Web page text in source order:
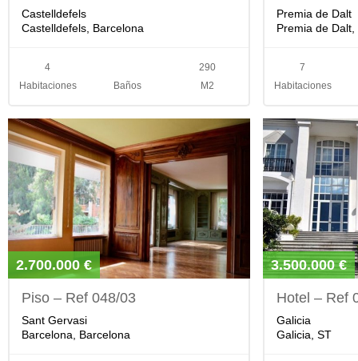
Castelldefels
Castelldefels, Barcelona
4
Habitaciones
Baños
290
M2
Premia de Dalt
Premia de
7
Habitaciones
2.700.000 €
Piso – Ref 048/03
Sant Gervasi
Barcelona, Barcelona
3.500.000 €
Hotel – Ref
Galicia
Galicia, ST